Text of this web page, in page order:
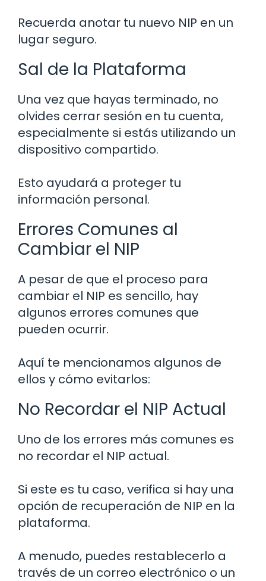
Recuerda anotar tu nuevo NIP en un
lugar seguro.
Sal de la Plataforma
Una vez que hayas terminado, no
olvides cerrar sesión en tu cuenta,
especialmente si estás utilizando un
dispositivo compartido.
Esto ayudará a proteger tu
información personal.
Errores Comunes al
Cambiar el NIP
A pesar de que el proceso para
cambiar el NIP es sencillo, hay
algunos errores comunes que
pueden ocurrir.
Aquí te mencionamos algunos de
ellos y cómo evitarlos:
No Recordar el NIP Actual
Uno de los errores más comunes es
no recordar el NIP actual.
Si este es tu caso, verifica si hay una
opción de recuperación de NIP en la
plataforma.
A menudo, puedes restablecerlo a
través de un correo electrónico o un